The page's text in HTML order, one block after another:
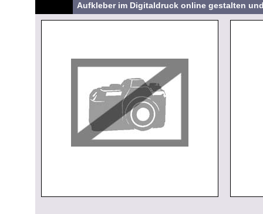
Aufkleber im Digitaldruck online gestalten